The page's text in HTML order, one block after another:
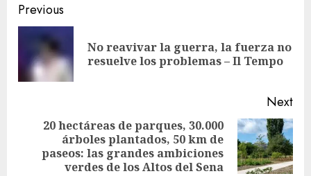
Previous
No reavivar la guerra, la fuerza no
resuelve los problemas – Il Tempo
Next
20 hectáreas de parques, 30.000
árboles plantados, 50 km de
paseos: las grandes ambiciones
verdes de los Altos del Sena